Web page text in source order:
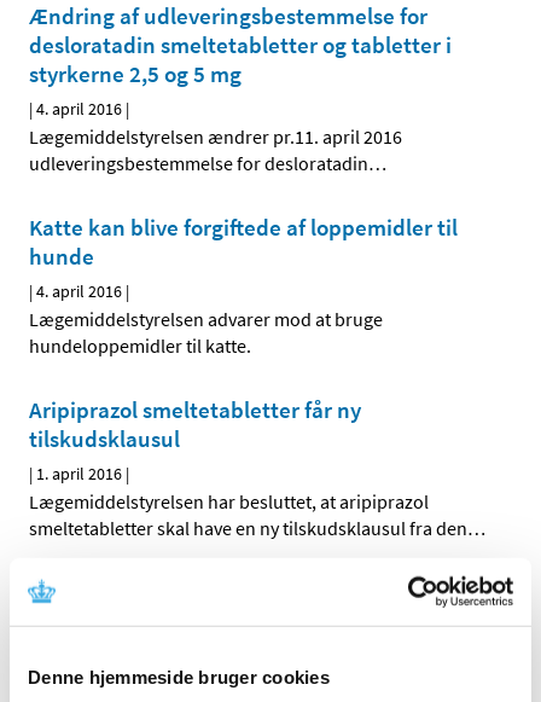
Denne hjemmeside bruger cookies
Ændring af udleveringsbestemmelse for
desloratadin smeltetabletter og tabletter i
styrkerne 2,5 og 5 mg
|4. april 2016 |
Lægemiddelstyrelsen ændrer pr.11. april 2016
udleveringsbestemmelse for desloratadin…
Katte kan blive forgiftede af loppemidler til
hunde
|4. april 2016 |
Lægemiddelstyrelsen advarer mod at bruge
hundeloppemidler til katte.
Aripiprazol smeltetabletter får ny
tilskudsklausul
| 1. april 2016 |
Lægemiddelstyrelsen har besluttet, at aripiprazol
smeltetabletter skal have en ny tilskudsklausul fra den…
Forrige 2
Alle (2506)